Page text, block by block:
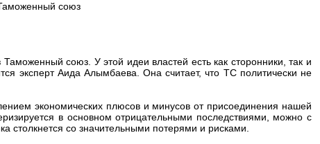
союз
союз. У этой идеи властей есть как сторонники, так и
эксперт Аида Алымбаева. Она считает, что ТС политически не
экономических плюсов и минусов от присоединения нашей
в основном отрицательными последствиями, можно с
столкнется со значительными потерями и рисками.